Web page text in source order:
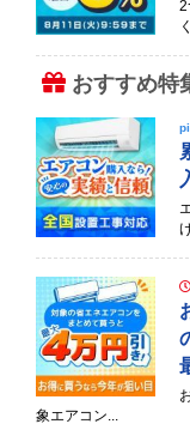
2
おすすめ特
象エアコン...